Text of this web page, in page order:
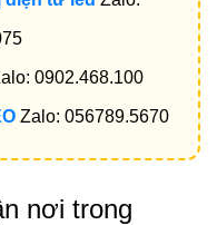
0902.468.100
Zalo: 056789.5670
nơi trong